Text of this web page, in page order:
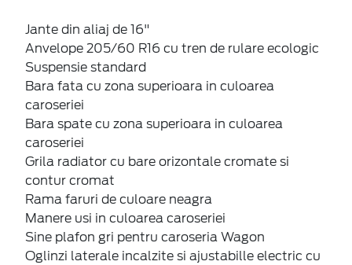
Jante din aliaj de 16"
Anvelope 205/60 R16 cu tren de rulare ecologic
Suspensie standard
Bara fata cu zona superioara in culoarea
caroseriei
Bara spate cu zona superioara in culoarea
caroseriei
Grila radiator cu bare orizontale cromate si
contur cromat
Rama faruri de culoare neagra
Manere usi in culoarea caroseriei
Sine plafon gri pentru caroseria Wagon
Oglinzi laterale incalzite si ajustabille electric cu